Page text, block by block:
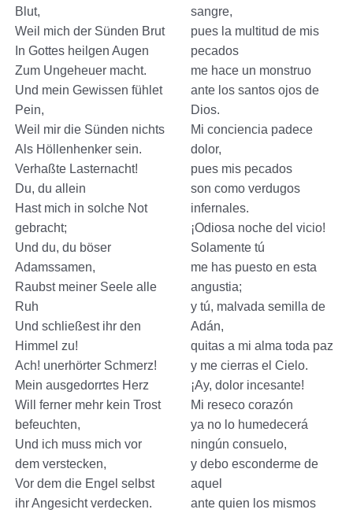
Blut,
Weil mich der Sünden Brut
In Gottes heilgen Augen
Zum Ungeheuer macht.
Und mein Gewissen fühlet
Pein,
Weil mir die Sünden nichts
Als Höllenhenker sein.
Verhaßte Lasternacht!
Du, du allein
Hast mich in solche Not
gebracht;
Und du, du böser
Adamssamen,
Raubst meiner Seele alle
Ruh
Und schließest ihr den
Himmel zu!
Ach! unerhörter Schmerz!
Mein ausgedorrtes Herz
Will ferner mehr kein Trost
befeuchten,
Und ich muss mich vor
dem verstecken,
Vor dem die Engel selbst
ihr Angesicht verdecken.
sangre,
pues la multitud de mis
pecados
me hace un monstruo
ante los santos ojos de
Dios.
Mi conciencia padece
dolor,
pues mis pecados
son como verdugos
infernales.
¡Odiosa noche del vicio!
Solamente tú
me has puesto en esta
angustia;
y tú, malvada semilla de
Adán,
quitas a mi alma toda paz
y me cierras el Cielo.
¡Ay, dolor incesante!
Mi reseco corazón
ya no lo humedecerá
ningún consuelo,
y debo esconderme de
aquel
ante quien los mismos